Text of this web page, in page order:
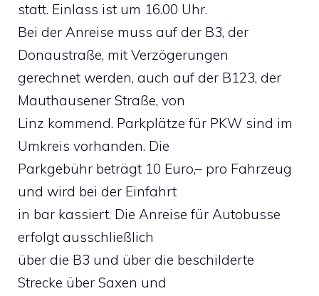
statt. Einlass ist um 16.00 Uhr.
Bei der Anreise muss auf der B3, der
Donaustraße, mit Verzögerungen
gerechnet werden, auch auf der B123, der
Mauthausener Straße, von
Linz kommend. Parkplätze für PKW sind im
Umkreis vorhanden. Die
Parkgebühr beträgt 10 Euro,– pro Fahrzeug
und wird bei der Einfahrt
in bar kassiert. Die Anreise für Autobusse
erfolgt ausschließlich
über die B3 und über die beschilderte
Strecke über Saxen und